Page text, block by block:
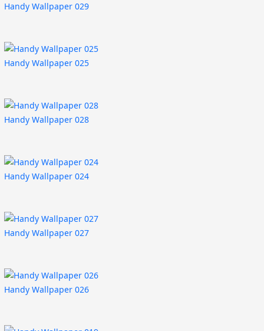
Handy Wallpaper 029
Handy Wallpaper 025
Handy Wallpaper 028
Handy Wallpaper 024
Handy Wallpaper 027
Handy Wallpaper 026